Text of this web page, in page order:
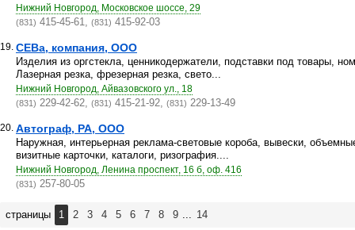
Нижний Новгород, Московское шоссе, 29
(831) 415-45-61, (831) 415-92-03
19. СЕВа, компания, ООО
Изделия из оргстекла, ценникодержатели, подставки под товары,
Лазерная резка, фрезерная резка, свето...
Нижний Новгород, Айвазовского ул., 18
(831) 229-42-62, (831) 415-21-92, (831) 229-13-49
20. Автограф, РА, ООО
Наружная, интерьерная реклама-световые короба, вывески,
визитные карточки, каталоги, ризография....
Нижний Новгород, Ленина проспект, 16 б, оф. 416
(831) 257-80-05
страницы 1 2 3 4 5 6 7 8 9 ... 14